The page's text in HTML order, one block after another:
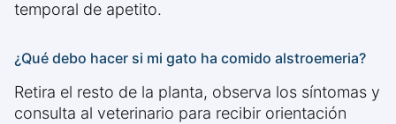
temporal de apetito.
¿Qué debo hacer si mi gato ha comido alstroemeria?
Retira el resto de la planta, observa los síntomas y
consulta al veterinario para recibir orientación